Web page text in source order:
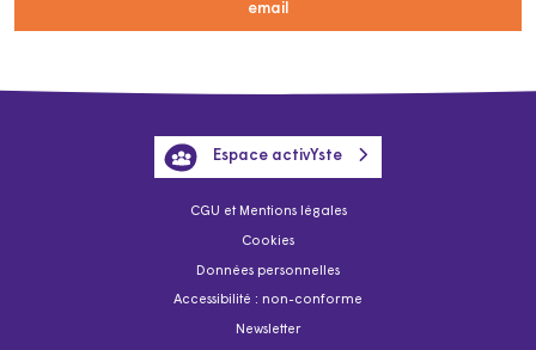
email
CGU et Mentions légales
Cookies
Données personnelles
Accessibilité : non-conforme
Newsletter
Espace activYste